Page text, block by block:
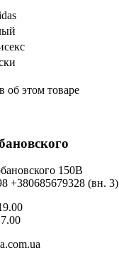
об этом товаре
150В
+380685679328 (вн. 3)